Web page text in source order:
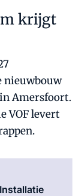
krijgt
nieuwbouw
Amersfoort.
VOF levert